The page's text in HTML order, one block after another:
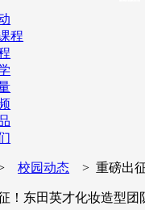
程
>校园动态 > 重磅出征
！东田英才化妆造型